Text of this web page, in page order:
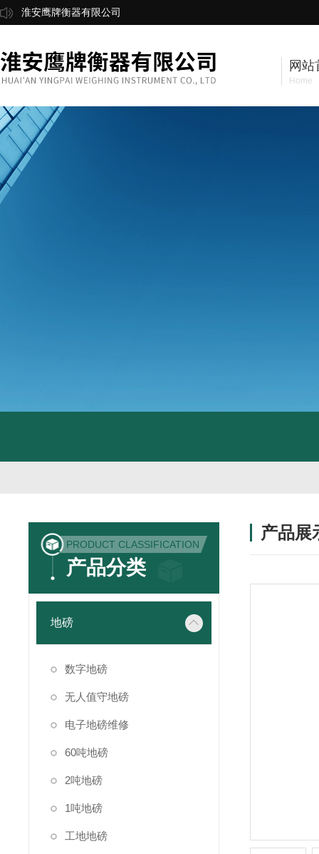
淮安鹰牌衡器有限公司
网站
Home
PRODUCT CLASSIFICATION
产品分类
地磅
数字地磅
无人值守地磅
电子地磅维修
60吨地磅
2吨地磅
1吨地磅
工地地磅
产品展